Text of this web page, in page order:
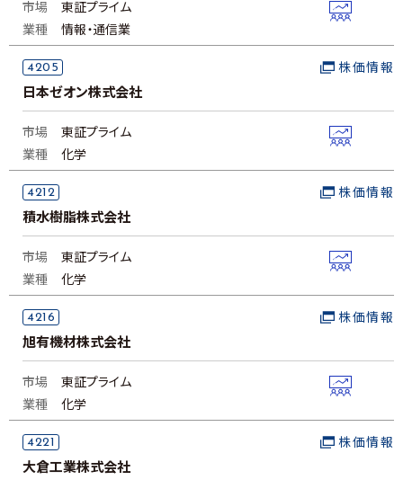
市場
東証プライム
業種
情報・通信業
4205
日本ゼオン株式会社
株価情報
市場
東証プライム
業種
化学
4212
積水樹脂株式会社
株価情報
市場
東証プライム
業種
化学
4216
旭有機材株式会社
株価情報
市場
東証プライム
業種
化学
4221
大倉工業株式会社
株価情報